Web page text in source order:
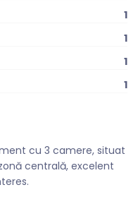
1
1
1
1
cu 3 camere, situat
centrală, excelent